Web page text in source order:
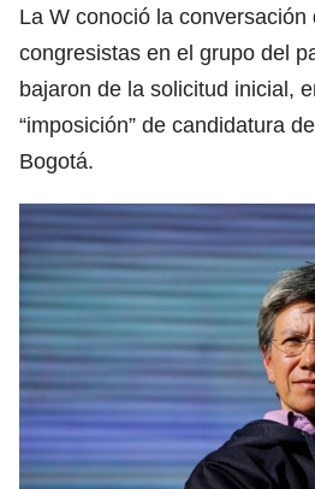
La W conoció la
congresistas en el grupo del
bajaron de la solicitud inicial,
“imposición” de candidatura
Bogotá.